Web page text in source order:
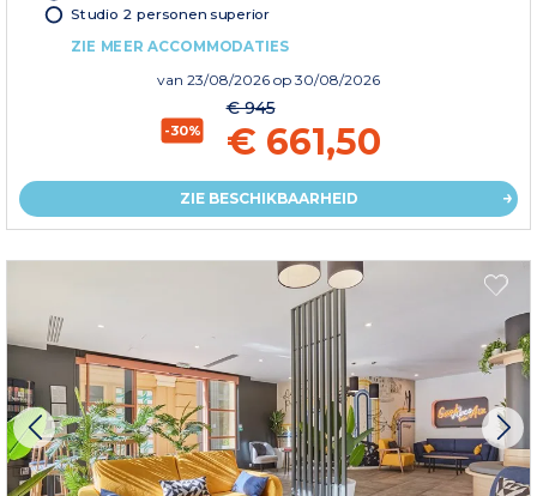
Studio 2 personen superior
ZIE MEER ACCOMMODATIES
van 23/08/2026 op 30/08/2026
-30%
€ 945
€ 661,50
ZIE BESCHIKBAARHEID